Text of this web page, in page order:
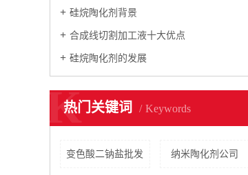
硅烷陶化剂背景
合成线切割加工液十大优点
硅烷陶化剂的发展
热门关键词 Keywords
K
变色酸二钠盐批发 纳米陶化剂公司